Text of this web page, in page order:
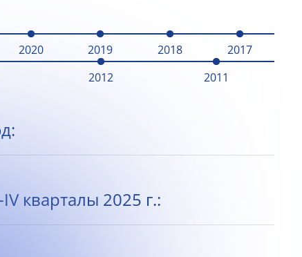
2020 2019 2018
2017
2012 2011
кварталы 2025 г.: